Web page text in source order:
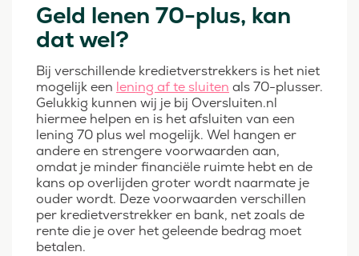
Geld lenen 70-plus, kan
dat wel?
Bij verschillende kredietverstrekkers is het niet
mogelijk een lening af te sluiten als 70-plusser.
Gelukkig kunnen wij je bij Oversluiten.nl
hiermee helpen en is het afsluiten van een
lening 70 plus wel mogelijk. Wel hangen er
andere en strengere voorwaarden aan,
omdat je minder financiële ruimte hebt en de
kans op overlijden groter wordt naarmate je
ouder wordt. Deze voorwaarden verschillen
per kredietverstrekker en bank, net zoals de
rente die je over het geleende bedrag moet
betalen.